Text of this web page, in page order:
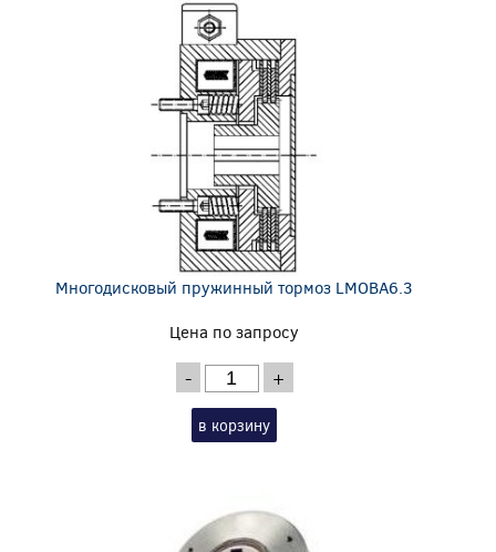
Многодисковый пружинный тормоз LMOBA6.3
Цена по запросу
- +
в корзину